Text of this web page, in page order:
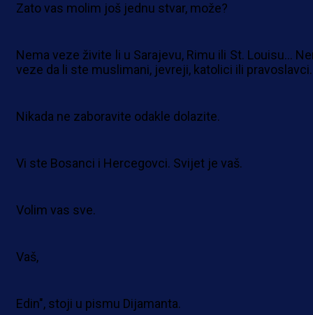
Zato vas molim još jednu stvar, može?
Nema veze živite li u Sarajevu, Rimu ili St. Louisu…
veze da li ste muslimani, jevreji, katolici ili
Nikada ne zaboravite odakle dolazite.
Vi ste Bosanci i Hercegovci. Svijet je vaš.
Volim vas sve.
Vaš,
Edin", stoji u pismu Dijamanta.